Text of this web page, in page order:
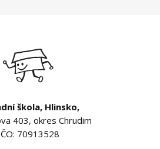
škola, Hlinsko,
403, okres Chrudim
70913528